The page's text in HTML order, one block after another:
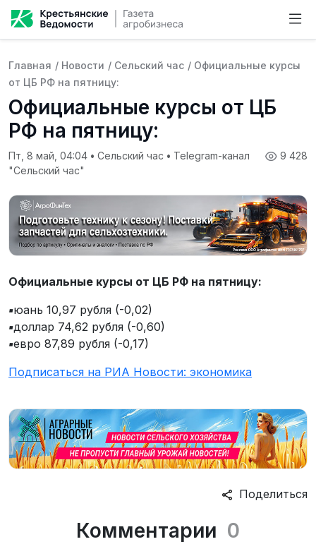
Главная / Новости / Сельский час / Официальные курсы
от ЦБ РФ на пятницу:
Официальные курсы от ЦБ
РФ на пятницу:
9 428
Пт, 8 май, 04:04 • Сельский час • Telegram-канал
"Сельский час"
Официальные курсы от ЦБ РФ на пятницу:
▪️юань 10,97 рубля (-0,02)
▪️доллар 74,62 рубля (-0,60)
▪️евро 87,89 рубля (-0,17)
Подписаться на РИА Новости: экономика
Поделиться
Комментарии 0